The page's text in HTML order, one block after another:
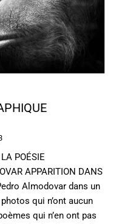
POÉSIE
APPARITION DANS
Almodovar dans un
qui n’ont aucun
qui n’en ont pas